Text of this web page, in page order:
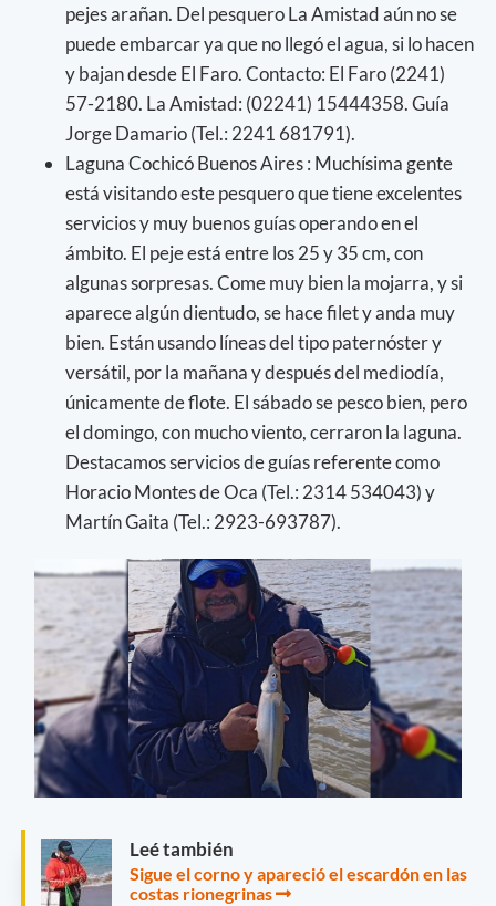
pejes arañan. Del pesquero La Amistad aún no se
puede embarcar ya que no llegó el agua, si lo hacen
y bajan desde El Faro. Contacto: El Faro (2241)
57-2180. La Amistad: (02241) 15444358. Guía
Jorge Damario (Tel.: 2241 681791).
Laguna Cochicó Buenos Aires : Muchísima gente
está visitando este pesquero que tiene excelentes
servicios y muy buenos guías operando en el
ámbito. El peje está entre los 25 y 35 cm, con
algunas sorpresas. Come muy bien la mojarra, y si
aparece algún dientudo, se hace filet y anda muy
bien. Están usando líneas del tipo paternóster y
versátil, por la mañana y después del mediodía,
únicamente de flote. El sábado se pesco bien, pero
el domingo, con mucho viento, cerraron la laguna.
Destacamos servicios de guías referente como
Horacio Montes de Oca (Tel.: 2314 534043) y
Martín Gaita (Tel.: 2923-693787).
Leé también
Sigue el corno y apareció el escardón en las
costas rionegrinas